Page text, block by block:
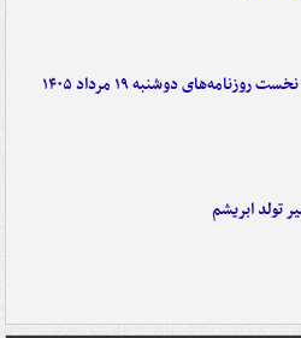
روزنامه‌های دوشنبه ۱۹ مرداد ۱۴۰۵
تولد ابریشم